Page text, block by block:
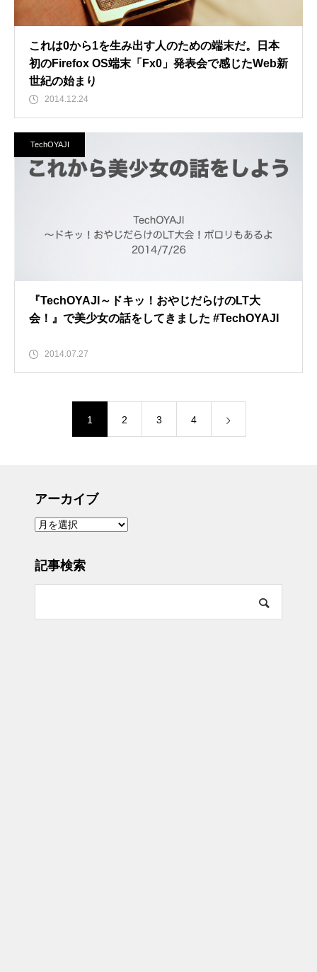
これは0から1を生み出す人のための端末だ。日本
初のFirefox OS端末「Fx0」発表会で感じたWeb新
世紀の始まり
2014.12.24
TechOYAJI
『TechOYAJI～ドキッ！おやじだらけのLT大
会！』で美少女の話をしてきました #TechOYAJI
2014.07.27
1 2 3 4
アーカイブ
ア
ー
ブ
記事検索